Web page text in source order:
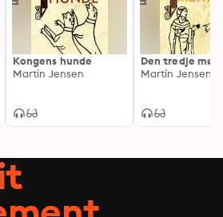
Kongens hunde
Martin Jensen
Den tredje
Martin Jensen